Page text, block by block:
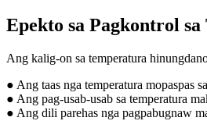
Epekto sa Pagkontrol
Ang kalig-on sa temperatura
● Ang taas nga temperatura mopaspas
● Ang pag-usab-usab sa temperatura
● Ang dili parehas nga pagpabugnaw